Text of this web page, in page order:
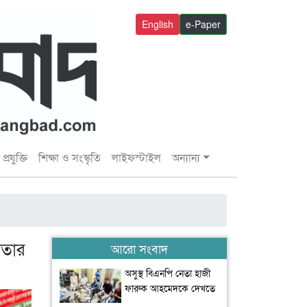
e-Paper
English
শিক্ষা ও সংস্কৃতি লাইফস্টাইল অন্যান্য
আরো সংবাদ
অসুস্থ বিএনপি নেতা হাজী
ফারুক আহমেদকে দেখতে